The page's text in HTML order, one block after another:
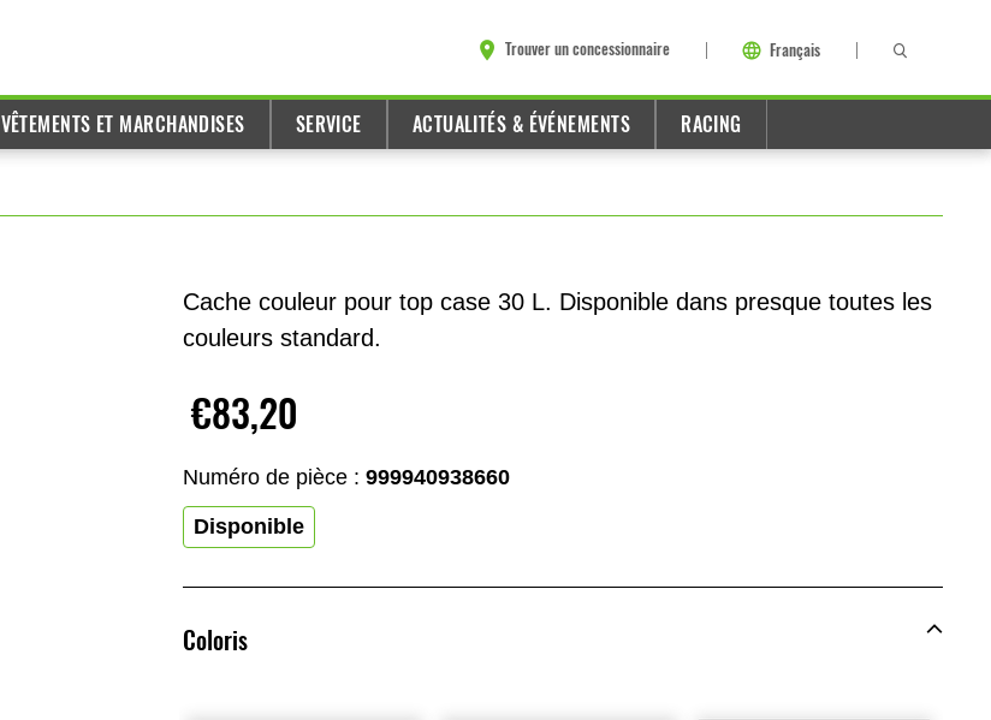
Trouver un concessionnaire Français
VÊTEMENTS ET MARCHANDISES SERVICE ACTUALITÉS & ÉVÉNEMENTS RACING
Cache couleur pour top case 30 L. Disponible dans presque toutes les
couleurs standard.
€83,20
Numéro de pièce : 999940938660
Disponible
Coloris